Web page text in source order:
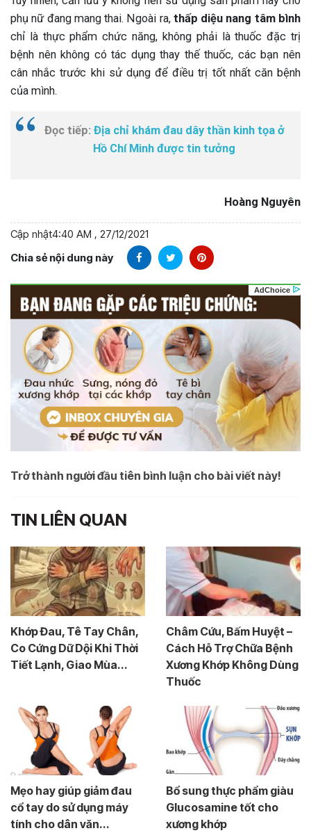
phụ nữ đang mang thai. Ngoài ra, thấp diệu nang tâm bình
chỉ là thực phẩm chức năng, không phải là thuốc đặc trị
bệnh nên không có tác dụng thay thế thuốc, các bạn nên
cân nhắc trước khi sử dụng để điều trị tốt nhất căn bệnh
của mình.
Đọc tiếp: Địa chỉ khám đau dây thần kinh tọa ở
Hồ Chí Minh được tin tưởng
Hoàng Nguyên
Cập nhật4:40 AM , 27/12/2021
Chia sẻ nội dung này
Trở thành người đầu tiên bình luận cho bài viết này!
TIN LIÊN QUAN
Khớp Đau, Tê Tay Chân,
Co Cứng Dữ Dội Khi Thời
Tiết Lạnh, Giao Mùa...
Châm Cứu, Bấm Huyệt –
Cách Hỗ Trợ Chữa Bệnh
Xương Khớp Không Dùng
Thuốc
Mẹo hay giúp giảm đau
cổ tay do sử dụng máy
tính cho dân văn...
Bổ sung thực phẩm giàu
Glucosamine tốt cho
xương khớp